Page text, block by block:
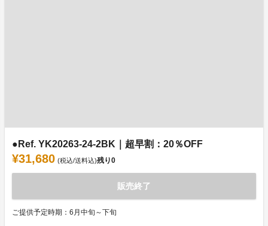
●Ref. YK20263-24-2BK｜超早割：20％OFF
¥31,680 (税込/送料込)残り0
販売終了
ご提供予定時期：6月中旬～下旬